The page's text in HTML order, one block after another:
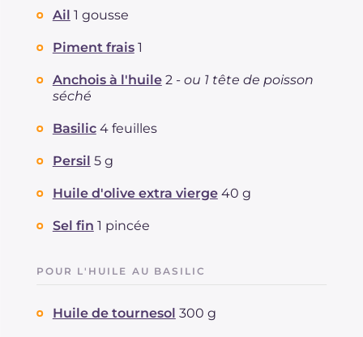
Ail 1 gousse
Piment frais 1
Anchois à l'huile 2 - ou 1 tête de poisson
séché
Basilic 4 feuilles
Persil 5 g
Huile d'olive extra vierge 40 g
Sel fin 1 pincée
POUR L'HUILE AU BASILIC
Huile de tournesol 300 g